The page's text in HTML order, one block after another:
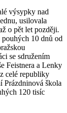
výsypky nad
usilovala
o pět let později.
pouhých 10 dnů od
se sdružením
Feistnera a Lenky
celé republiky
Prázdninová škola
120 tisíc